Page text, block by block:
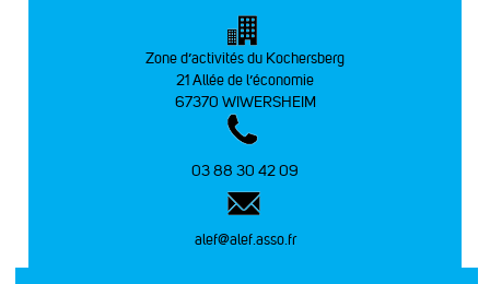
Zone d’activités du Kochersberg
21 Allée de l’économie
67370 WIWERSHEIM
03 88 30 42 09
alef@alef.asso.fr